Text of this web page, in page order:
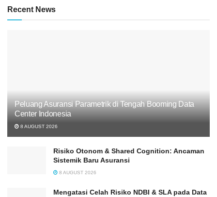
Recent News
Peluang Asuransi Parametrik di Tengah Booming Data
Center Indonesia
8 AUGUST 2026
Risiko Otonom & Shared Cognition: Ancaman
Sistemik Baru Asuransi
8 AUGUST 2026
Mengatasi Celah Risiko NDBI & SLA pada Data